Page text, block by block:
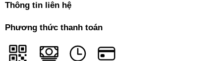
Thông tin liên hệ
Phương thức thanh toán